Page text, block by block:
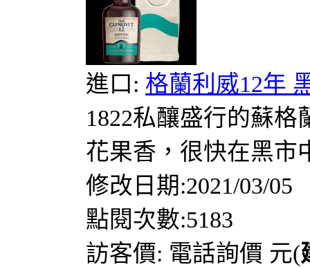
進口: 格蘭利威12年
1822私釀盛行的蘇
花果香，很快在黑
修改日期:2021/03/05
點閱次數:5183
訪客價: 電話詢價 元(